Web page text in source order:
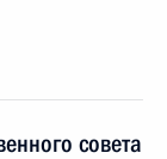
совета